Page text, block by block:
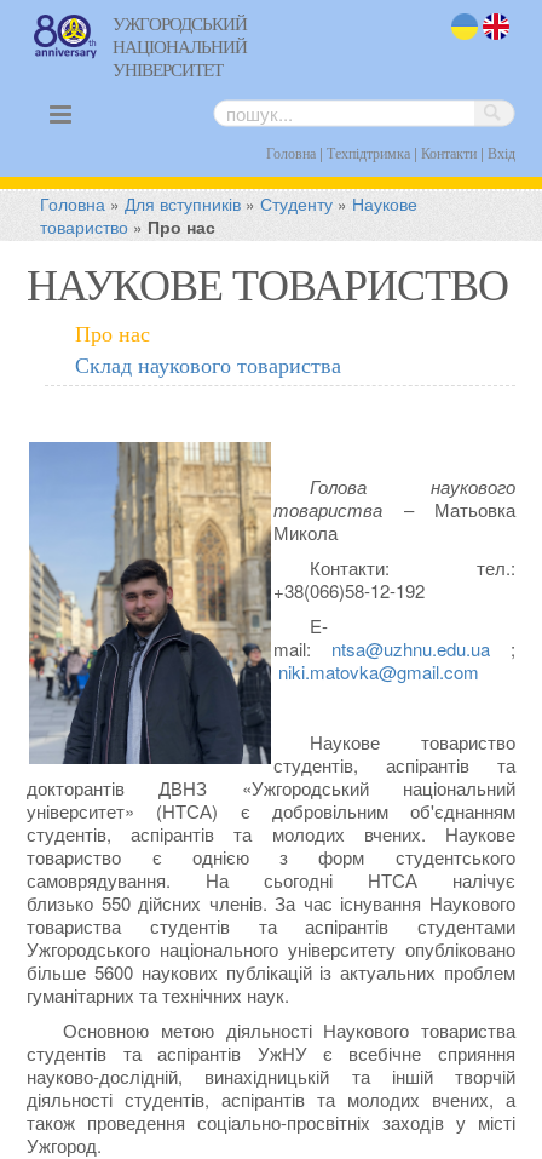
УЖГОРОДСЬКИЙ
НАЦІОНАЛЬНИЙ
УНІВЕРСИТЕТ
Головна| Техпідтримка| Контакти| Вхід
Головна »Для вступників »Студенту » Наукове
товариство » Про нас
НАУКОВЕ ТОВАРИСТВО
Про нас
Склад наукового товариства
Голова наукового
товариства – Матьовка
Микола
Контакти: тел.:
+38(066)58-12-192
E-
mail: ntsa@uzhnu.edu.ua ;
niki.matovka@gmail.com
Наукове товариство
студентів, аспірантів та
докторантів ДВНЗ «Ужгородський національний
університет» (НТСА) є добровільним об'єднанням
студентів, аспірантів та молодих вчених. Наукове
товариство є однією з форм студентського
самоврядування. На сьогодні НТСА налічує
близько 550 дійсних членів. За час існування Наукового
товариства студентів та аспірантів студентами
Ужгородського національного університету опубліковано
більше 5600 наукових публікацій із актуальних проблем
гуманітарних та технічних наук.
Основною метою діяльності Наукового товариства
студентів та аспірантів УжНУ є всебічне сприяння
науково-дослідній, винахідницькій та іншій творчій
діяльності студентів, аспірантів та молодих вчених, а
також проведення соціально-просвітніх заходів у місті
Ужгород.